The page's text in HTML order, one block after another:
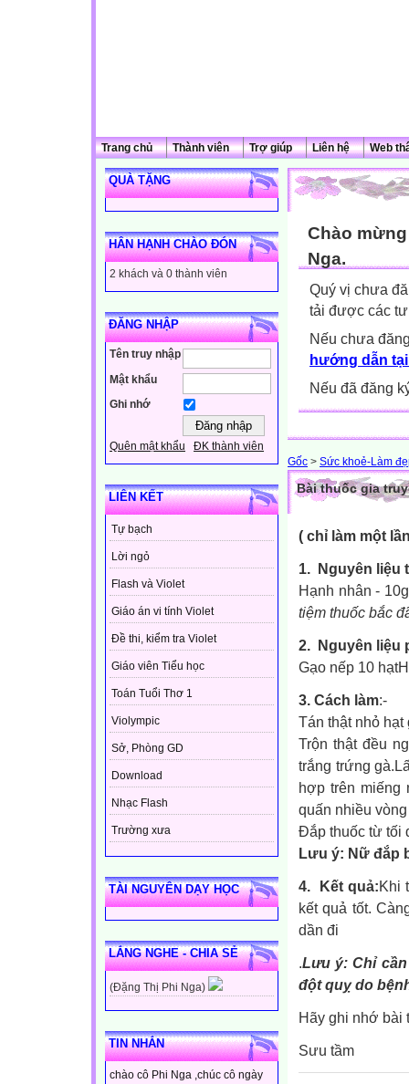
Trang chủ Thành viên Trợ giúp Liên hệ Web
QUÀ TẶNG
HÂN HẠNH CHÀO ĐÓN
2 khách và 0 thành viên
ĐĂNG NHẬP
Tên truy nhập
Mật khẩu
Ghi nhớ
Quên mật khẩu ĐK thành viên
LIÊN KẾT
Tự bạch
Lời ngỏ
Flash và Violet
Giáo án vi tính Violet
Đề thi, kiểm tra Violet
Giáo viên Tiểu học
Toán Tuổi Thơ 1
Violympic
Sở, Phòng GD
Download
Nhạc Flash
Trường xưa
TÀI NGUYÊN DẠY HỌC
LẮNG NGHE - CHIA SẺ
(Đặng Thị Phi Nga)
TIN NHẮN
chào cô Phi Nga ,chúc cô ngày
Chào
Nga.
Quý vị chưa
tải được các
Nếu chưa
hướng dẫn
Nếu đã đăng
Gốc > Sức khoẻ-Làm
Bài thuốc gia
( chỉ làm một
1. Nguyên liệu
Hạnh nhân - 10g
tiệm thuốc bắc
2. Nguyên liệu
Gạo nếp 10 hạt
3. Cách làm:-
Tán thật nhỏ hạt
Trộn thật đều
trắng trứng
hợp trên miếng
quấn nhiều
Đắp thuốc từ tối
Lưu ý: Nữ đắp
4.
Kết quả:Khi
kết quả tốt.
dần đi
.Lưu ý: Chỉ
đột quỵ do
Hãy ghi nhớ bài
Sưu tầm